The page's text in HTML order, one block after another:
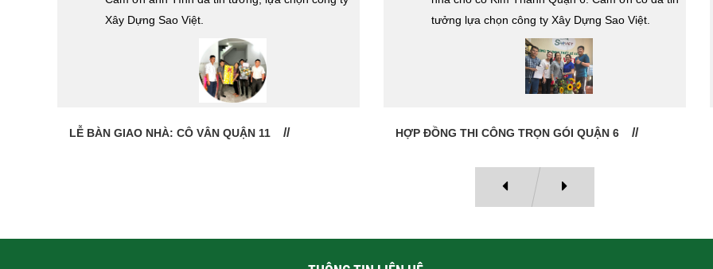
Xây Dựng Sao Việt.
LỄ BÀN GIAO NHÀ: CÔ VÂN QUẬN 11
tưởng lựa chọn công ty Xây Dựng Sao Việt.
HỢP ĐỒNG THI CÔNG TRỌN GÓI QUẬN 6